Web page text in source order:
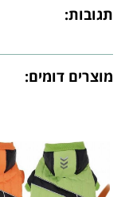
תגובות:
מוצרים דומים: